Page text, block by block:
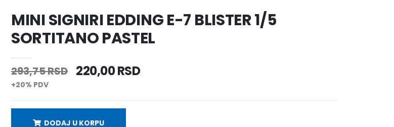
MINI SIGNIRI EDDING E-7 BLISTER 1/5
SORTITANO PASTEL
293,75 RSD 220,00 RSD
+20% PDV
DODAJ U KORPU